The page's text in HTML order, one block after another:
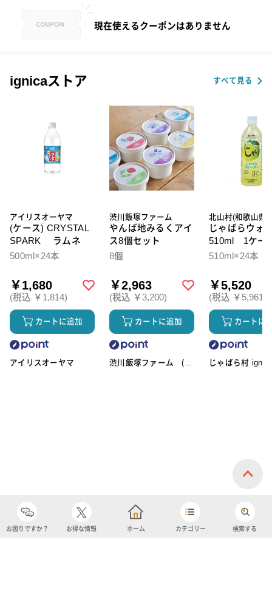
現在使えるクーポンはありません
ignicaストア すべて見る
アイリスオーヤマ
(ケース) CRYSTAL
SPARK ラムネ
500ml×24本
￥1,680
(税込 ￥1,814)
カートに追加
アイリスオーヤマ
渋川飯塚ファーム
やんば地みるくアイ
ス8個セット
8個
￥2,963
(税込 ￥3,200)
カートに追加
渋川飯塚ファーム (ア
北山村(和歌山県)
じゃばらウォ
510ml 1ケー
本入
510ml×24本
￥5,520
(税込 ￥5,961)
カートに
じゃばら村
お困りですか？ お得な情報 ホーム カテゴリー 検索する